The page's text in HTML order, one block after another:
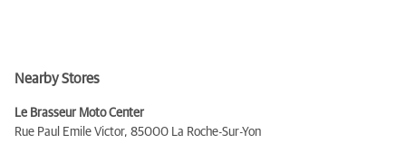
Nearby Stores
Le Brasseur Moto Center
Rue Paul Emile Victor, 85000 La Roche-Sur-Yon